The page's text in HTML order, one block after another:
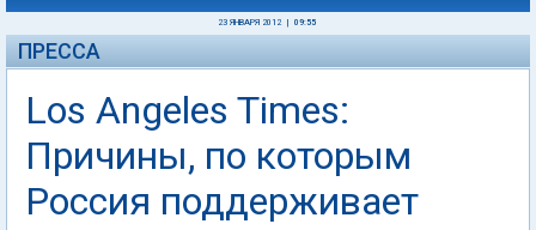
23 ЯНВАРЯ 2012 09:55
ПРЕССА
Los Angeles Times:
Причины, по которым
Россия поддерживает